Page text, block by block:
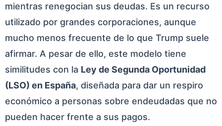
mientras renegocian sus deudas. Es un recurso
utilizado por grandes corporaciones, aunque
mucho menos frecuente de lo que Trump suele
afirmar. A pesar de ello, este modelo tiene
similitudes con la Ley de Segunda Oportunidad
(LSO) en España, diseñada para dar un respiro
económico a personas sobre endeudadas que no
pueden hacer frente a sus pagos.